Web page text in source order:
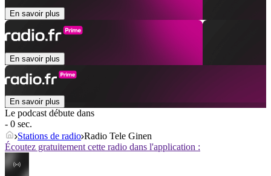
En savoir plus
En savoir plus
En savoir plus
Le podcast débute dans
- 0 sec.
Stations de radio Radio Tele Ginen
Écoutez gratuitement cette radio dans l'application :